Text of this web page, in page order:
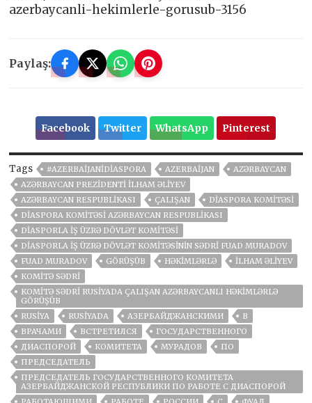
azerbaycanli-hekimlerle-gorusub-3156
Paylaş:
Facebook Twitter WhatsApp Pinterest
Tags #AZERBAIJANIDIASPORA AZERBAIJAN
AZƏRBAYCAN
AZƏRBAYCAN PREZIDENTI İLHAM ƏLIYEV
AZƏRBAYCAN RESPUBLIKASI
ÇALIŞAN
DIASPORA KOMITƏSI
DIASPORA KOMITƏSI AZƏRBAYCAN RESPUBLIKASI
DIASPORLA İŞ ÜZRƏ DÖVLƏT KOMITƏSI
DIASPORLA İŞ ÜZRƏ DÖVLƏT KOMITƏSININ SƏDRI FUAD MURADOV
FUAD MURADOV
GÖRÜŞÜB HƏKIMLƏRLƏ
İLHAM ƏLIYEV
KOMITƏ SƏDRI
KOMITƏ SƏDRI RUSIYADA ÇALIŞAN AZƏRBAYCANLI HƏKIMLƏRLƏ
GÖRÜŞÜB
RUSIYA
RUSIYADA АЗЕРБАЙДЖАНСКИМИ
В
ВРАЧАМИ
ВСТРЕТИЛСЯ
ГОСУДАРСТВЕННОГО
ДИАСПОРОЙ
КОМИТЕТА МУРАДОВ
ПО
ПРЕДСЕДАТЕЛЬ
ПРЕДСЕДАТЕЛЬ ГОСУДАРСТВЕННОГО КОМИТЕТА
АЗЕРБАЙДЖАНСКОЙ РЕСПУБЛИКИ ПО РАБОТЕ С ДИАСПОРОЙ